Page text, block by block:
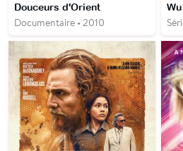
Douceurs d'Orient
Documentaire • 2010